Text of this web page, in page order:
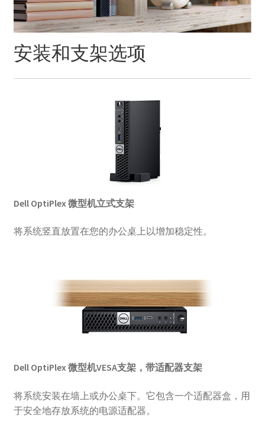
安装和支架选项
Dell OptiPlex 微型机立式支架
将系统竖直放置在您的办公桌上以增加稳定性。
Dell OptiPlex 微型机VESA支架，带适配器支架
将系统安装在墙上或办公桌下。它包含一个适配器盒，用
于安全地存放系统的电源适配器。